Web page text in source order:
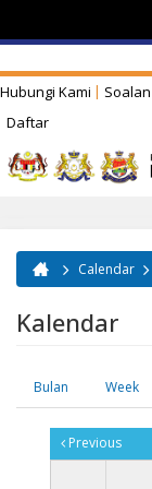
Hubungi Kami
Daftar
Anda di sini
Calendar
Kalendar
Tab-tab
Bulan Week
Previous